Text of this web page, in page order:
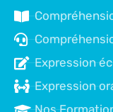
Expression
Expression
Nos